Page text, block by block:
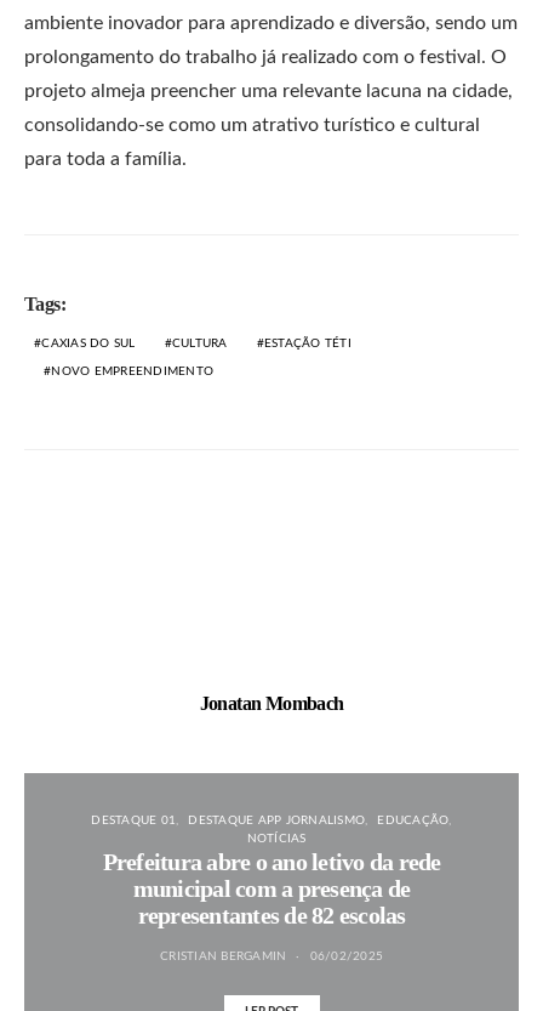
ambiente inovador para aprendizado e diversão, sendo um
prolongamento do trabalho já realizado com o festival. O
projeto almeja preencher uma relevante lacuna na cidade,
consolidando-se como um atrativo turístico e cultural
para toda a família.
Tags:
CAXIAS DO SUL CULTURA ESTAÇÃO TÉTI
NOVO EMPREENDIMENTO
Jonatan Mombach
DESTAQUE 01 DESTAQUE APP JORNALISMO
EDUCAÇÃO
NOTÍCIAS
Prefeitura abre o ano letivo da rede
municipal com a presença de
representantes de 82 escolas
CRISTIAN BERGAMIN 06/02/2025